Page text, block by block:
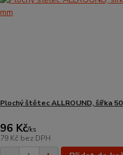
Plochý štětec ALLROUND, šířka
96 Kč/ks
79 Kč bez DPH